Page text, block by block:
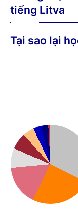
tiếng Litva
Tại sao lại